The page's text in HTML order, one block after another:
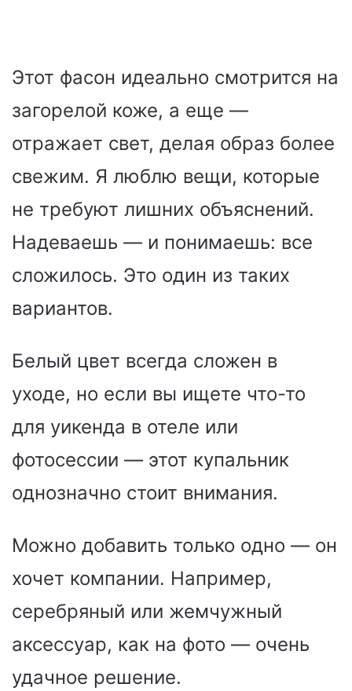
Этот фасон идеально смотрится на
загорелой коже, а еще —
отражает свет, делая образ более
свежим. Я люблю вещи, которые
не требуют лишних объяснений.
Надеваешь — и понимаешь: все
сложилось. Это один из таких
вариантов.
Белый цвет всегда сложен в
уходе, но если вы ищете что-то
для уикенда в отеле или
фотосессии — этот купальник
однозначно стоит внимания.
Можно добавить только одно — он
хочет компании. Например,
серебряный или жемчужный
аксессуар, как на фото — очень
удачное решение.